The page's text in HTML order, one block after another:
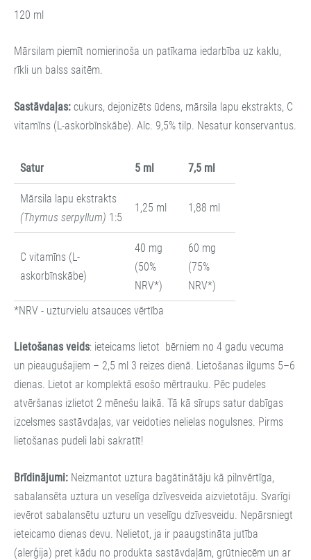
120 ml
Mārsilam piemīt nomierinoša un patīkama iedarbība uz kaklu,
rīkli un balss saitēm.
Sastāvdaļas: cukurs, dejonizēts ūdens, mārsila lapu ekstrakts, C
vitamīns (L-askorbīnskābe). Alc. 9,5% tilp. Nesatur konservantus.
Satur 5 ml 7,5 ml
Mārsila lapu ekstrakts
(Thymus serpyllum) 1:5
1,25 ml 1,88 ml
C vitamīns (L-
askorbīnskābe)
40 mg
(50%
NRV*)
60 mg
(75%
NRV*)
*NRV - uzturvielu atsauces vērtība
Lietošanas veids: ieteicams lietot bērniem no 4 gadu vecuma
un pieaugušajiem – 2,5 ml 3 reizes dienā. Lietošanas ilgums 5–6
dienas. Lietot ar komplektā esošo mērtrauku. Pēc pudeles
atvēršanas izlietot 2 mēnešu laikā. Tā kā sīrups satur dabīgas
izcelsmes sastāvdaļas, var veidoties nelielas nogulsnes. Pirms
lietošanas pudeli labi sakratīt!
Brīdinājumi: Neizmantot uztura bagātinātāju kā pilnvērtīga,
sabalansēta uztura un veselīga dzīvesveida aizvietotāju. Svarīgi
ievērot sabalansētu uzturu un veselīgu dzīvesveidu. Nepārsniegt
ieteicamo dienas devu. Nelietot, ja ir paaugstināta jutība
(alerģija) pret kādu no produkta sastāvdaļām, grūtniecēm un ar